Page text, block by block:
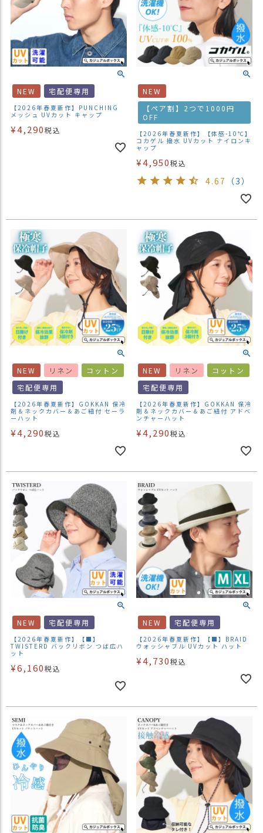
NEW 宅配便専用
【2026年春夏新作】PUNCHING
メッシュ UVカット キャップ
¥4,290税込
NEW
【ペア割】2つで1000円
OFF
【2026年春夏新作】【体感-10℃】
コカゲル 撥水 UVカット ナイロンキ
ャップ
¥4,950税込
4.67 （3）
NEW リネン
コットン
宅配便専用
【2026年春夏新作】GOKKAN 保冷
剤＆ネックカバー＆あご紐付 セーラ
ーハット
¥4,290税込
NEW リネン
コットン
宅配便専用
【2026年春夏新作】GOKKAN 保冷
剤＆ネックカバー＆あご紐付 アドベ
ンチャーハット
¥4,290税込
NEW 宅配便専用
【2026年春夏新作】【■】
TWISTERD バックリボン つば広ハ
ット
¥6,160税込
NEW 宅配便専用
【2026年春夏新作】【■】BRAID
ウォッシャブル UVカット ハット
¥4,730税込